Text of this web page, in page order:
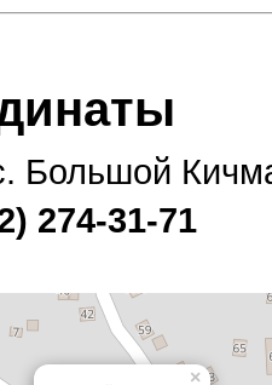
Большой
274-31-71
×